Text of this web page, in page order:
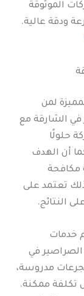
الموثوقة
ودقة عالية.
لمن
الشارقة مع
حلولًا
أن الهدف
مكافحة
تعتمد على
النتائج.
خدمات
في
مدروسة،
تكلفة ممكنة.